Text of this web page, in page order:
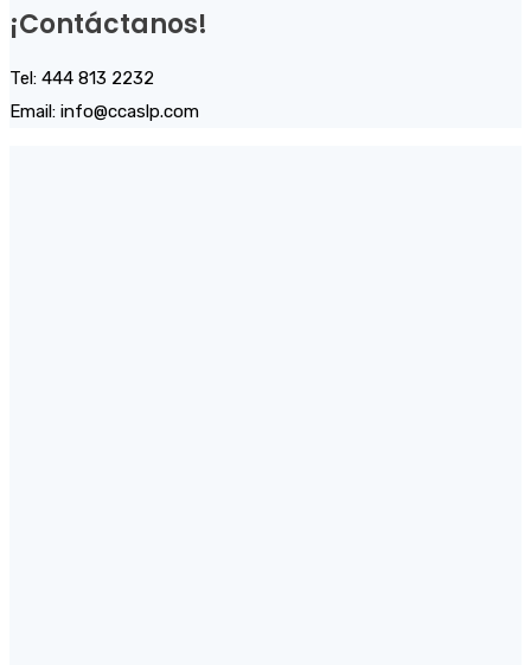
¡Contáctanos!
Tel: 444 813 2232
Email: info@ccaslp.com